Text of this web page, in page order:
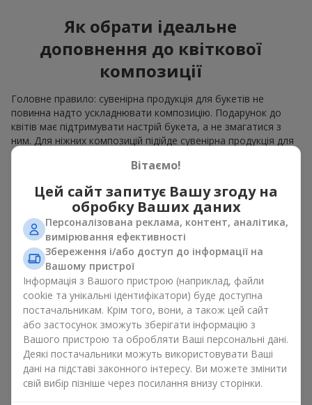
Як обрати ідеальне
доповнення до квіткової
композиції
Головне правило: сувенірна продукція для букетів не
повинна надто ускладнювати композицію. Подарунок до
квітів має підтримувати настрій букета, а не змагатися з
ним. Для ніжних композицій підійде сувенірна продукція для
букетів, як легкі символічні додатки та легкі елементи
тортикабомаленька м’яка іграшка
Для яскравих є сенс використати більш сміливі додаткові
акценти, як вишуканіцукерки чи дорогі сувеніри.
Сувенірна продукція для букетів повинна вибиратись,
враховуючи й привід, і людину, якій адресований подарунок.
Якщо сумніваєтесь, яка сувенірна продукція для букетів вам
потрібна — обирайте універсальні маленькі приємності,
широкий вибір яких знайдеться у нашому каталозі.
Сувеніри до букетів на різні свята
Свято задає настрій, а сувенірна продукція для букетів його
підкреслює. Саме тому сувеніри для квітів часто обирають з
урахуванням дати та події. В нашому асортименті
знайдеться сувенірна продукція для букетів, що підійде до
будь-якого свята і може бути розрахована на будь-який
Вітаємо!
Цей сайт запитує Вашу згоду на
обробку Ваших даних
Персоналізована реклама, контент, аналітика,
вимірювання ефективності
Збереження і/або доступ до інформації на
Вашому пристрої
Інформація з Вашого пристрою (наприклад, файли
cookie та унікальні ідентифікатори) буде доступна
постачальникам. Крім того, вони, а також цей сайт
або застосунок зможуть зберігати інформацію з
Вашого пристрою та обробляти Ваші персональні дані.
Деякі постачальники можуть використовувати Ваші
дані на підставі законного інтересу. Ви можете змінити
свій вибір пізніше через посилання внизу сторінки.